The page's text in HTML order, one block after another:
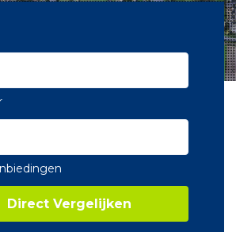
Direct Vergelijken